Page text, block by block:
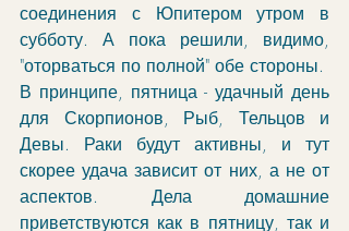
соединения с Юпитером утром в
субботу. А пока решили, видимо,
"оторваться по полной" обе стороны.
В принципе, пятница - удачный день
для Скорпионов, Рыб, Тельцов и
Девы. Раки будут активны, и тут
скорее удача зависит от них, а не от
аспектов. Дела домашние
приветствуются как в пятницу, так и